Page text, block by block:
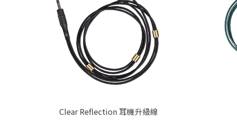
Clear Reflection 耳機升級線